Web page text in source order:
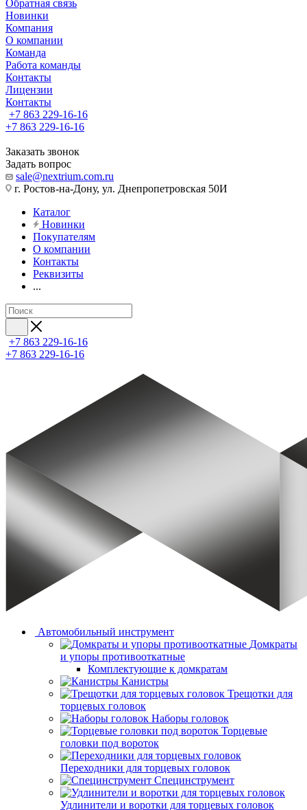
Обратная связь
Новинки
Компания
О компании
Команда
Работа команды
Контакты
Лицензии
Контакты
+7 863 229-16-16
+7 863 229-16-16
Заказать звонок
Задать вопрос
sale@nextrium.com.ru
г. Ростов-на-Дону, ул. Днепропетровская 50И
Каталог
Новинки
Покупателям
О компании
Контакты
Реквизиты
...
+7 863 229-16-16
+7 863 229-16-16
Автомобильный инструмент
Домкраты
и упоры противооткатные
Комплектующие к домкратам
Канистры
Трещотки для
торцевых головок
Наборы головок
Торцевые
головки под вороток
Переходники для торцевых головок
Специнструмент
Удлинители и воротки для торцевых головок